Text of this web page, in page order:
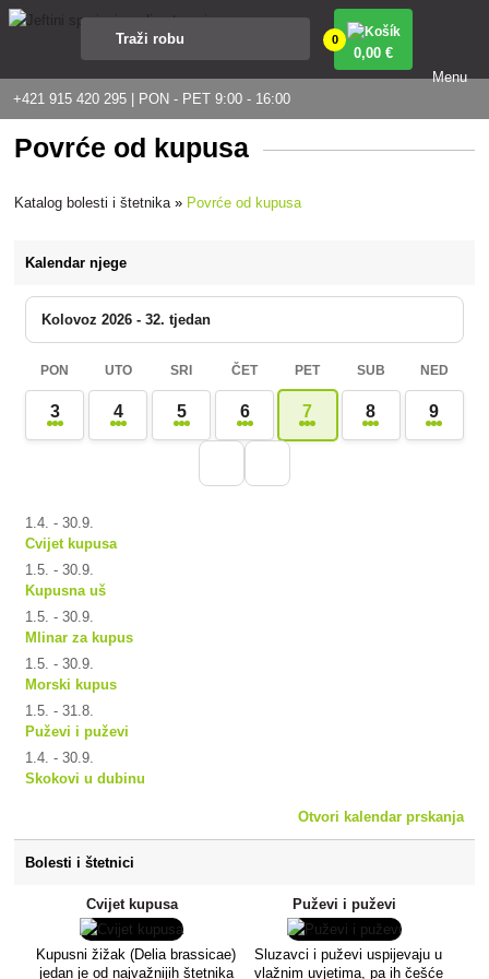
+421 915 420 295 | PON - PET 9:00 - 16:00
0
0,00 €
Menu
Povrće od kupusa
Katalog bolesti i štetnika » Povrće od kupusa
Kalendar njege
Kolovoz 2026 - 32. tjedan
PON UTO SRI ČET PET SUB NED
3 4 5 6 7 8 9
1.4. - 30.9.
Cvijet kupusa
1.5. - 30.9.
Kupusna uš
1.5. - 30.9.
Mlinar za kupus
1.5. - 30.9.
Morski kupus
1.5. - 31.8.
Puževi i puževi
1.4. - 30.9.
Skokovi u dubinu
Otvori kalendar prskanja
Bolesti i štetnici
Cvijet kupusa
Kupusni žižak (Delia brassicae)
jedan je od najvažnijih štetnika
Puževi i puževi
Sluzavci i puževi uspijevaju u
vlažnim uvjetima, pa ih češće